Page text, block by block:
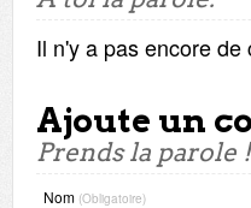
Il n'y a pas encore de
Ajoute un
Prends la parole !
Nom (Obligatoire)